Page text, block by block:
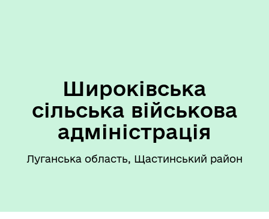
Широківська
сільська військова
адміністрація
Луганська область, Щастинський район